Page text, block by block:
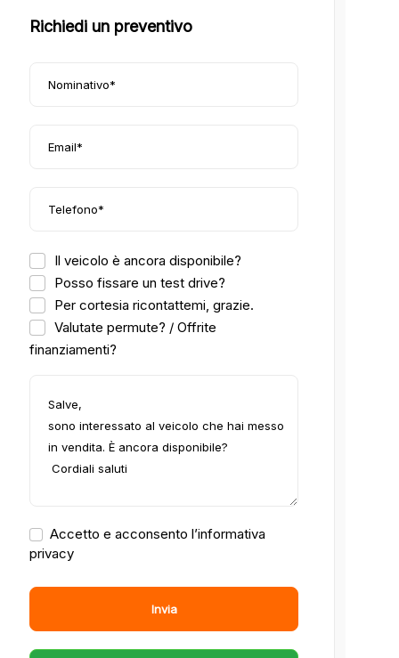
Richiedi un preventivo
Il veicolo è ancora disponibile?
Posso fissare un test drive?
Per cortesia ricontattemi, grazie.
Valutate permute? / Offrite
finanziamenti?
Accetto e acconsento l’informativa
privacy
Invia